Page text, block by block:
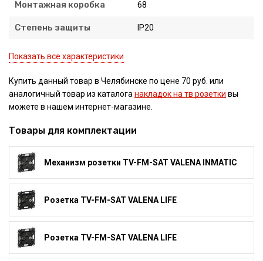
Монтажная коробка 68
Степень защиты IP20
Показать все характеристики
Купить данный товар в Челябинске по цене 70 руб. или
аналогичный товар из каталоганакладок на тв розетки вы
можете в нашем интернет-магазине.
Товары для комплектации
Механизм розетки TV-FM-SAT VALENA INMATIC
Розетка TV-FM-SAT VALENA LIFE
Розетка TV-FM-SAT VALENA LIFE